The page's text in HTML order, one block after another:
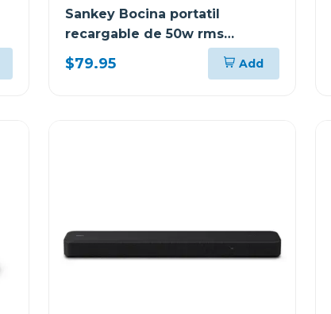
Sankey Bocina portatil
recargable de 50w rms
bluetooth pa12dcm
$79.95 Add